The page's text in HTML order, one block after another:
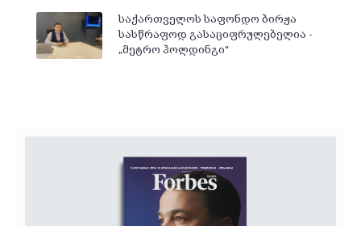
საქართველოს საფონდო ბირჟა
სასწრაფოდ გასაციფრულებელია -
„მეტრო ჰოლდინგი“